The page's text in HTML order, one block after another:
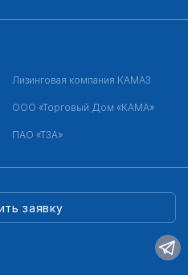
заявку
Лизинговая компания КАМАЗ
ООО «Торговый Дом «КАМА»
ПАО «ТЗА»